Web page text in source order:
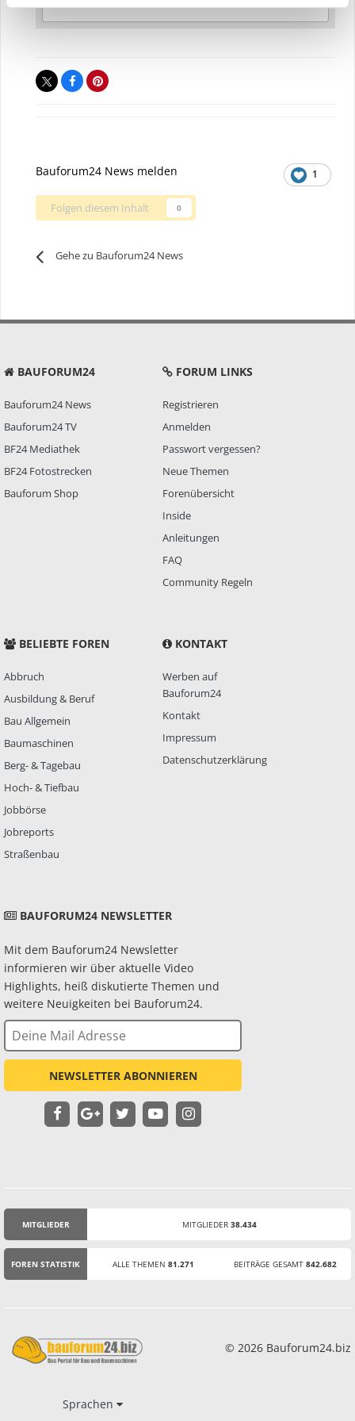
1
Bauforum24 News melden
Folgen diesem Inhalt 0
Gehe zu Bauforum24 News
BAUFORUM24
Bauforum24 News
Bauforum24 TV
BF24 Mediathek
BF24 Fotostrecken
Bauforum Shop
FORUM LINKS
Registrieren
Anmelden
Passwort vergessen?
Neue Themen
Forenübersicht
Inside
Anleitungen
FAQ
Community Regeln
BELIEBTE FOREN
Abbruch
Ausbildung & Beruf
Bau Allgemein
Baumaschinen
Berg- & Tagebau
Hoch- & Tiefbau
Jobbörse
Jobreports
Straßenbau
KONTAKT
Werben auf
Bauforum24
Kontakt
Impressum
Datenschutzerklärung
BAUFORUM24 NEWSLETTER
Mit dem Bauforum24 Newsletter
informieren wir über aktuelle Video
Highlights, heiß diskutierte Themen und
weitere Neuigkeiten bei Bauforum24.
NEWSLETTER ABONNIEREN
MITGLIEDER MITGLIEDER 38.434
FOREN STATISTIK ALLE THEMEN 81.271 BEITRÄGE GESAMT 842.682
© 2026 Bauforum24.biz
Sprachen